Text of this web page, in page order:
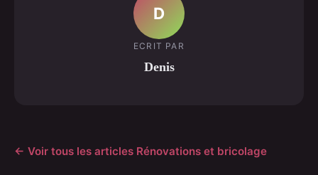
D
ECRIT PAR
Denis
← Voir tous les articles Rénovations et bricolage